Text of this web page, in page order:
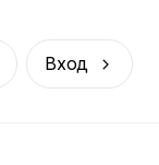
Вход